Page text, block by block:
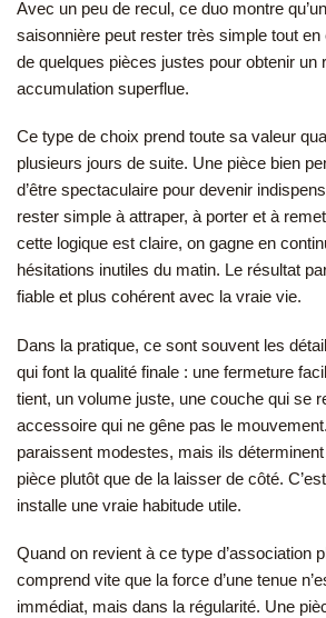
Avec un peu de recul, ce duo montre
saisonnière peut rester très simple tout en
de quelques pièces justes pour obtenir un
accumulation superflue.
Ce type de choix prend toute sa valeur
plusieurs jours de suite. Une pièce bien
d’être spectaculaire pour devenir
rester simple à attraper, à porter et à
cette logique est claire, on gagne en
hésitations inutiles du matin. Le résultat
fiable et plus cohérent avec la vraie vie.
Dans la pratique, ce sont souvent les
qui font la qualité finale : une fermeture
tient, un volume juste, une couche qui se
accessoire qui ne gêne pas le
paraissent modestes, mais ils déterminent
pièce plutôt que de la laisser de côté.
installe une vraie habitude utile.
Quand on revient à ce type d’association
comprend vite que la force d’une tenue
immédiat, mais dans la régularité. Une